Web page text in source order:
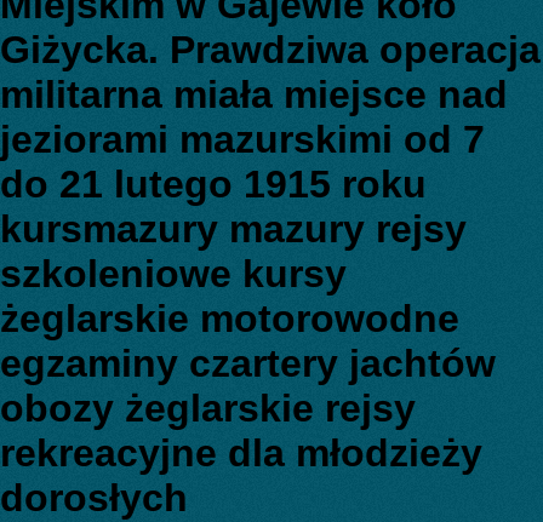
Giżycka. Prawdziwa operacja
militarna miała miejsce nad
jeziorami mazurskimi od 7
do 21 lutego 1915 roku
kursmazury mazury rejsy
szkoleniowe kursy
żeglarskie motorowodne
egzaminy czartery jachtów
obozy żeglarskie rejsy
rekreacyjne dla młodzieży
dorosłych